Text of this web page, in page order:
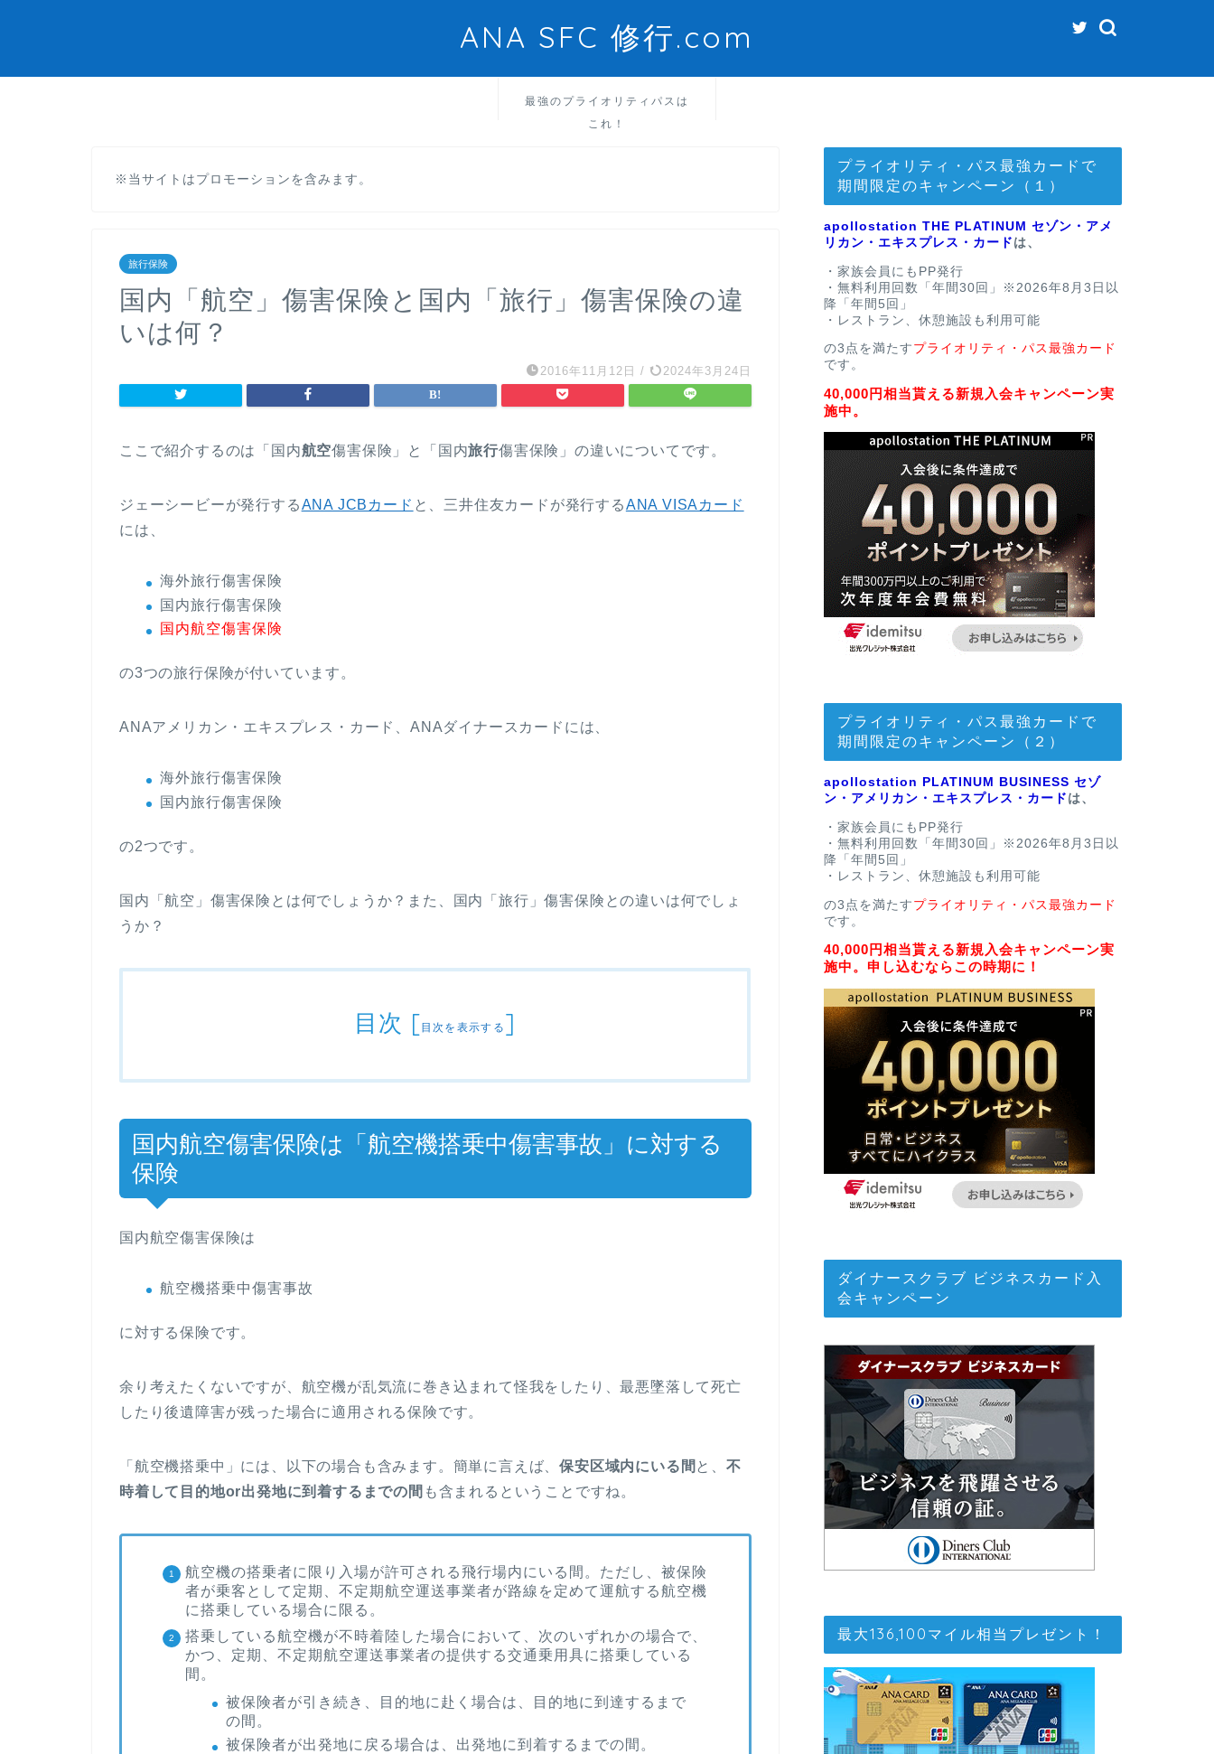
ANA SFC 修行.com
最強のプライオリティパスは
これ！
※当サイトはプロモーションを含みます。
旅行保険
国内「航空」傷害保険と国内「旅行」傷害保険の違
いは何？
2016年11月12日 / 2024年3月24日
ここで紹介するのは「国内航空傷害保険」と「国内旅行傷害保険」の違いについてです。
ジェーシービーが発行するANA JCBカード と、三井住友カードが発行するANA VISAカード
には、
海外旅行傷害保険
国内旅行傷害保険
国内航空傷害保険
の3つの旅行保険が付いています。
ANAアメリカン・エキスプレス・カード、ANAダイナースカードには、
海外旅行傷害保険
国内旅行傷害保険
の2つです。
国内「航空」傷害保険とは何でしょうか？また、国内「旅行」傷害保険との違いは何でしょ
うか？
目次 [目次を表示する ]
国内航空傷害保険は「航空機搭乗中傷害事故」に対する
保険
国内航空傷害保険は
航空機搭乗中傷害事故
に対する保険です。
余り考えたくないですが、航空機が乱気流に巻き込まれて怪我をしたり、最悪墜落して死亡
したり後遺障害が残った場合に適用される保険です。
「航空機搭乗中」には、以下の場合も含みます。簡単に言えば、保安区域内にいる間 と、不
時着して目的地or出発地に到着するまでの間 も含まれるということですね。
航空機の搭乗者に限り入場が許可される飛行場内にいる間。ただし、被保険
者が乗客として定期、不定期航空運送事業者が路線を定めて運航する航空機
に搭乗している場合に限る。
搭乗している航空機が不時着陸した場合において、次のいずれかの場合で、
かつ、定期、不定期航空運送事業者の提供する交通乗用具に搭乗している
間。
被保険者が引き続き、目的地に赴く場合は、目的地に到達するまで
の間。
被保険者が出発地に戻る場合は、出発地に到着するまでの間。
プライオリティ・パス最強カードで
期間限定のキャンペーン（１）
apollostation THE PLATINUM セゾン・アメ
リカン・エキスプレス・カード は、
・家族会員にもPP発行
・無料利用回数「年間30回」※2026年8月3日以
降「年間5回」
・レストラン、休憩施設も利用可能
の3点を満たす プライオリティ・パス最強カード
です。
40,000円相当貰える新規入会キャンペーン実
施中。
プライオリティ・パス最強カードで
期間限定のキャンペーン（２）
apollostation PLATINUM BUSINESS セゾ
ン・アメリカン・エキスプレス・カード は、
・家族会員にもPP発行
・無料利用回数「年間30回」※2026年8月3日以
降「年間5回」
・レストラン、休憩施設も利用可能
の3点を満たす プライオリティ・パス最強カード
です。
40,000円相当貰える新規入会キャンペーン実
施中。申し込むならこの時期に！
ダイナースクラブ ビジネスカード入
会キャンペーン
最大136,100マイル相当プレゼント！